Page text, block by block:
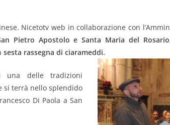
Nicetotv web in collaborazione con
Pietro Apostolo e Santa Maria del Rosario
sesta rassegna di ciarameddi.
una delle tradizioni
si terrà nello splendido
Di Paola a San